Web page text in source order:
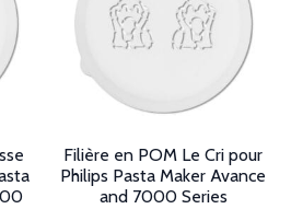
Filière en POM Le Cri pour
Philips Pasta Maker Avance
and 7000 Series